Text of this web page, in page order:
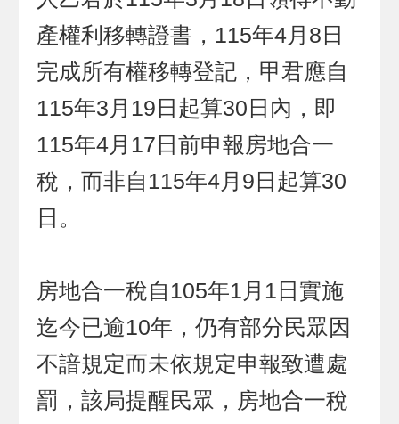
產權利移轉證書，115年4月8日
完成所有權移轉登記，甲君應自
115年3月19日起算30日內，即
115年4月17日前申報房地合一
稅，而非自115年4月9日起算30
日。
房地合一稅自105年1月1日實施
迄今已逾10年，仍有部分民眾因
不諳規定而未依規定申報致遭處
罰，該局提醒民眾，房地合一稅